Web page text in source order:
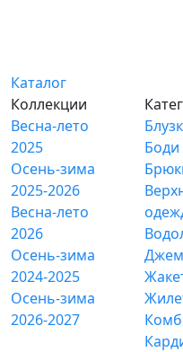
Каталог
Коллекции
Весна-лето
2025
Осень-зима
2025-2026
Весна-лето
2026
Осень-зима
2024-2025
Осень-зима
2026-2027
Боди